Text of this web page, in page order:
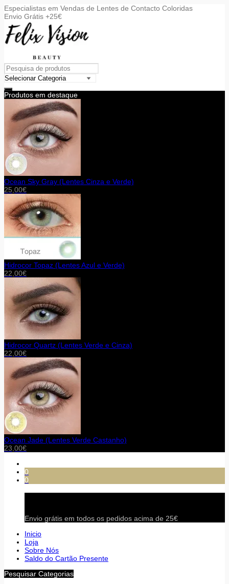
Especialistas em Vendas de Lentes de Contacto Coloridas
Envio Grátis +25€
Produtos em destaque
Ocean Sky Gray (Lentes Cinza e Verde)
25,00€
Hidrocor Topaz (Lentes Azul e Verde)
22,00€
Hidrocor Quartz (Lentes Verde e Cinza)
22,00€
Ocean Jade (Lentes Verde Castanho)
23,00€
0
0
Envio grátis em todos os pedidos acima de 25€
Inicio
Loja
Sobre Nós
Saldo do Cartão Presente
Pesquisar Categorias